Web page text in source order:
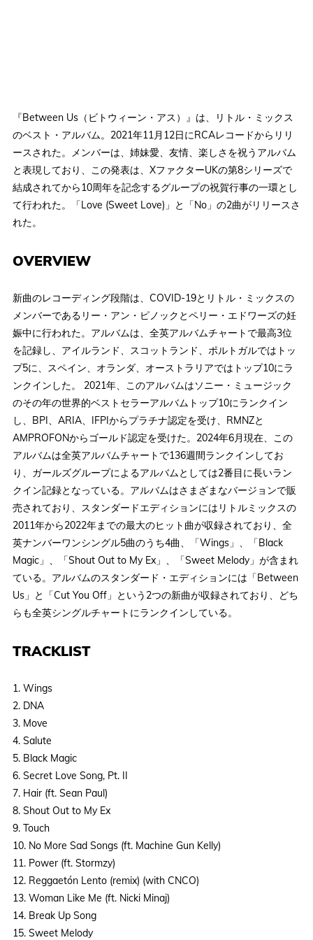
『Between Us（ビトウィーン・アス）』は、リトル・ミックス
のベスト・アルバム。2021年11月12日にRCAレコードからリリ
ースされた。メンバーは、姉妹愛、友情、楽しさを祝うアルバム
と表現しており、この発表は、XファクターUKの第8シリーズで
結成されてから10周年を記念するグループの祝賀行事の一環とし
て行われた。「Love (Sweet Love)」と「No」の2曲がリリースさ
れた。
OVERVIEW
新曲のレコーディング段階は、COVID-19とリトル・ミックスの
メンバーであるリー・アン・ピノックとペリー・エドワーズの妊
娠中に行われた。アルバムは、全英アルバムチャートで最高3位
を記録し、アイルランド、スコットランド、ポルトガルではトッ
プ5に、スペイン、オランダ、オーストラリアではトップ10にラ
ンクインした。 2021年、このアルバムはソニー・ミュージック
のその年の世界​​的ベストセラーアルバムトップ10にランクイン
し、BPI、ARIA、IFPIからプラチナ認定を受け、RMNZと
AMPROFONからゴールド認定を受けた。2024年6月現在、この
アルバムは全英アルバムチャートで136週間ランクインしてお
り、ガールズグループによるアルバムとしては2番目に長いラン
クイン記録となっている。アルバムはさまざまなバージョンで販
売されており、スタンダードエディションにはリトルミックスの
2011年から2022年までの最大のヒット曲が収録されており、全
英ナンバーワンシングル5曲のうち4曲、「Wings」、「Black
Magic」、「Shout Out to My Ex」、「Sweet Melody」が含まれ
ている。アルバムのスタンダード・エディションには「Between
Us」と「Cut You Off」という2つの新曲が収録されており、どち
らも全英シングルチャートにランクインしている。
TRACKLIST
1. Wings
2. DNA
3. Move
4. Salute
5. Black Magic
6. Secret Love Song, Pt. II
7. Hair (ft. Sean Paul)
8. Shout Out to My Ex
9. Touch
10. No More Sad Songs (ft. Machine Gun Kelly)
11. Power (ft. Stormzy)
12. Reggaetón Lento (remix) (with CNCO)
13. Woman Like Me (ft. Nicki Minaj)
14. Break Up Song
15. Sweet Melody